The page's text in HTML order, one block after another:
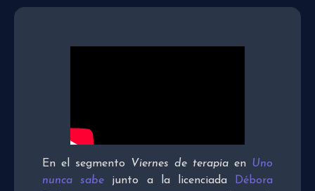
En el segmento Viernes de terapia en Uno
nunca sabe junto a la licenciada Débora